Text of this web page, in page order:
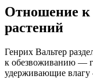
Отношение к
растений
Генрих Вальтер
к обезвоживанию —
удерживающие